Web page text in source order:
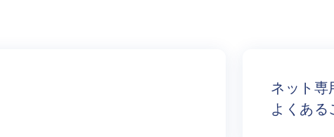
ネット専
よくある